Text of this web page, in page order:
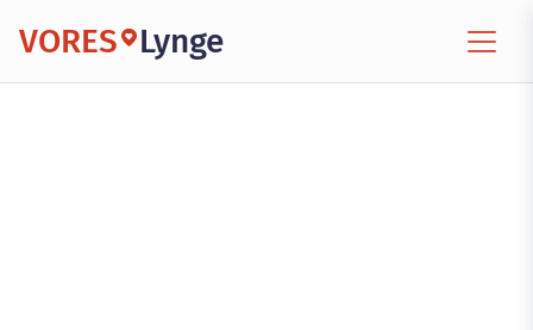
VORES Lynge